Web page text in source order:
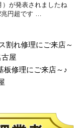
）が発表されましたね
円超です …
割れ修理にご来店～
屋
板修理にご来店～♪